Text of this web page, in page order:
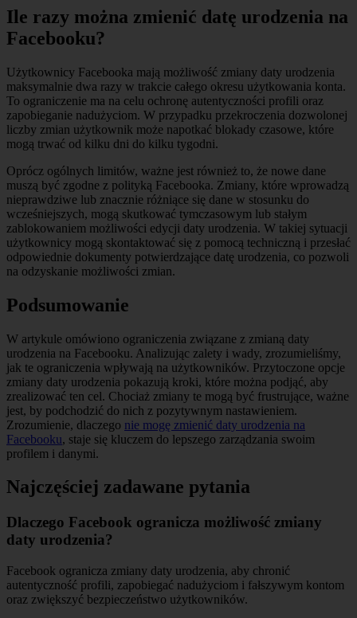
Ile razy można zmienić datę urodzenia na
Facebooku?
Użytkownicy Facebooka mają możliwość zmiany daty urodzenia
maksymalnie dwa razy w trakcie całego okresu użytkowania konta.
To ograniczenie ma na celu ochronę autentyczności profili oraz
zapobieganie nadużyciom. W przypadku przekroczenia dozwolonej
liczby zmian użytkownik może napotkać blokady czasowe, które
mogą trwać od kilku dni do kilku tygodni.
Oprócz ogólnych limitów, ważne jest również to, że nowe dane
muszą być zgodne z polityką Facebooka. Zmiany, które wprowadzą
nieprawdziwe lub znacznie różniące się dane w stosunku do
wcześniejszych, mogą skutkować tymczasowym lub stałym
zablokowaniem możliwości edycji daty urodzenia. W takiej sytuacji
użytkownicy mogą skontaktować się z pomocą techniczną i przesłać
odpowiednie dokumenty potwierdzające datę urodzenia, co pozwoli
na odzyskanie możliwości zmian.
Podsumowanie
W artykule omówiono ograniczenia związane z zmianą daty
urodzenia na Facebooku. Analizując zalety i wady, zrozumieliśmy,
jak te ograniczenia wpływają na użytkowników. Przytoczone opcje
zmiany daty urodzenia pokazują kroki, które można podjąć, aby
zrealizować ten cel. Chociaż zmiany te mogą być frustrujące, ważne
jest, by podchodzić do nich z pozytywnym nastawieniem.
Zrozumienie, dlaczego nie mogę zmienić daty urodzenia na
Facebooku, staje się kluczem do lepszego zarządzania swoim
profilem i danymi.
Najczęściej zadawane pytania
Dlaczego Facebook ogranicza możliwość zmiany
daty urodzenia?
Facebook ogranicza zmiany daty urodzenia, aby chronić
autentyczność profili, zapobiegać nadużyciom i fałszywym kontom
oraz zwiększyć bezpieczeństwo użytkowników.